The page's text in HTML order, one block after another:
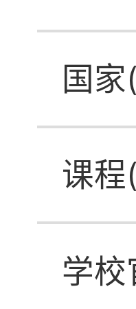
国
课
学